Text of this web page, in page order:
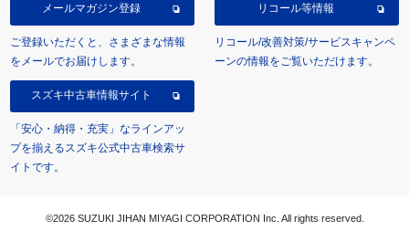
メールマガジン登録
ご登録いただくと、さまざまな情報
をメールでお届けします。
リコール等情報
リコール/改善対策/サービスキャンペ
ーンの情報をご覧いただけます。
スズキ中古車情報サイト
「安心・納得・充実」なラインアッ
プを揃えるスズキ公式中古車検索サ
イトです。
©2026 SUZUKI JIHAN MIYAGI CORPORATION Inc. All rights reserved.